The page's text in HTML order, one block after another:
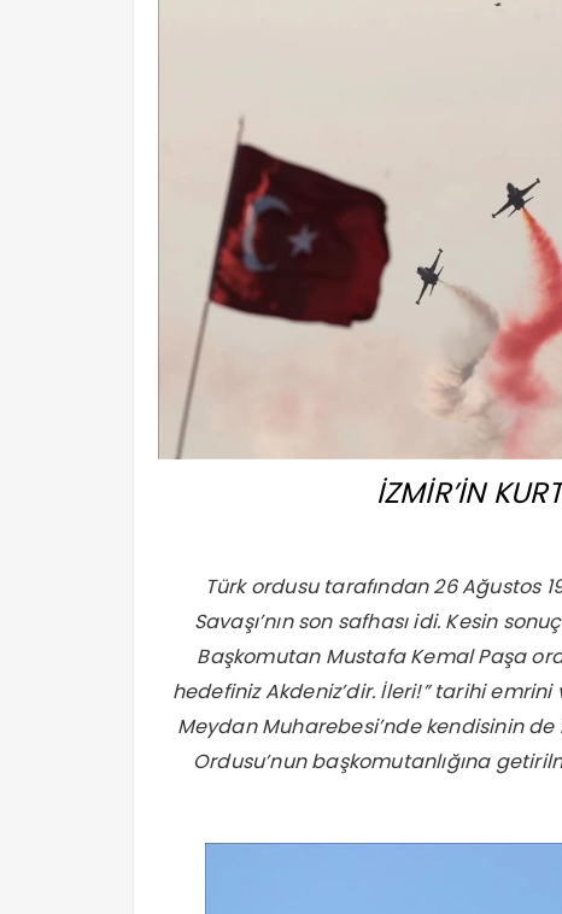
İZMİR’İN
Türk ordusu tarafından 26 Ağustos
Savaşı’nın son safhası idi. Kesin
Başkomutan Mustafa Kemal Paşa
hedefiniz Akdeniz’dir. İleri!” tarihi emrini
Meydan Muharebesi’nde kendisinin
Ordusu’nun başkomutanlığına